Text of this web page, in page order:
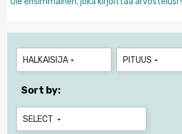
HALKAISIJA  PITUUS 
Sort by:
SELECT 